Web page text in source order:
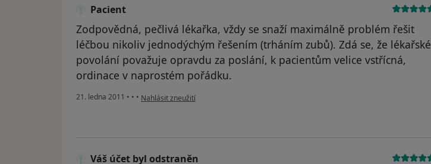
Pacient
Zodpovědná, pečlivá lékařka, vždy se snaží maximálně problém řešit
léčbou nikoliv jednodýchým řešením (trháním zubů). Zdá se, že lékařské
povolání považuje opravdu za poslání, k pacientům velice vstřícná,
ordinace v naprostém pořádku.
21. ledna 2011 • • • podle názoru uživatele Pacient
Nahlásit zneužití
Váš účet byl odstraněn